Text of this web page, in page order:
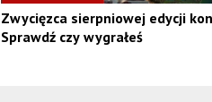
Zwycięzca sierpniowej edycji
Sprawdź czy wygrałeś